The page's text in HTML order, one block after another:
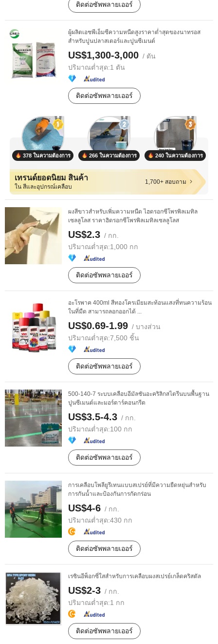
ติดต่อซัพพลายเออร์
ผู้ผลิตเอชพีเอ็มซีความหนืดสูงราคาต่ำสุดของนาทรอส
สำหรับปูนปลาสเตอร์และปูนซีเมนต์
US$1,300-3,000 / ตัน
ปริมาณต่ำสุด:1 ตัน
ติดต่อซัพพลายเออร์
378 ในความต้องการ 266 ในความต้องการ 240 ในความต้องการ
เทรนด์ยอดนิยม สินค้า
ใน สีและอุปกรณ์เคลือบ
1,700+ สอบถาม
ผงสีขาวสำหรับเพิ่มความหนืด ไฮดรอกซีโพรพิลเมทิล
เซลลูโลส ราคาฮิดรอกซีโพรพิลเมทิลเซลลูโลส
US$2.3 / กก.
ปริมาณต่ำสุด:1,000 กก
ติดต่อซัพพลายเออร์
อะโรพาค 400ml สีทองโครเมียมสะท้อนแสงที่ทนความร้อน
ในที่มืด สามารถลอกออกได้ ...
US$0.69-1.99 / บางส่วน
ปริมาณต่ำสุด:7,500 ชิ้น
ติดต่อซัพพลายเออร์
500-140-7 ระบบเคลือบอีมัลชันอะคริลิกสไตรีนบนพื้นฐาน
ปูนซีเมนต์และมอร์ตาร์คอนกรีต
US$3.5-4.3 / กก.
ปริมาณต่ำสุด:100 กก
ติดต่อซัพพลายเออร์
การเคลือบโพลียูรีเทนแบบสเปรย์ที่มีความยืดหยุ่นสำหรับ
การกันน้ำและป้องกันการกัดกร่อน
US$4-6 / กก.
ปริมาณต่ำสุด:430 กก
ติดต่อซัพพลายเออร์
เรซินอีพ็อกซี่ใสสำหรับการเคลือบผงสเปรย์เกล็ดคริสตัล
US$2-3 / กก.
ปริมาณต่ำสุด:1 กก
ติดต่อซัพพลายเออร์